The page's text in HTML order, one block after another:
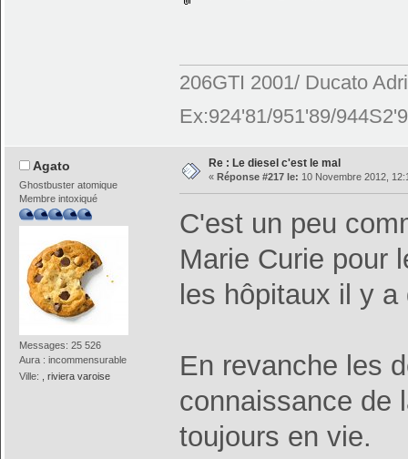
206GTI 2001/ Ducato
Ex:924'81/951'89/
Agato
Ghostbuster atomique
Membre intoxiqué
Messages: 25 526
Aura : incommensurable
Ville:
, riviera varoise
Re : Le diesel c'est le mal
« Réponse #217 le: 10 Novembre 2012,
C'est un peu
Marie Curie pour
les hôpitaux il y
En revanche les
connaissance de
toujours en vie.